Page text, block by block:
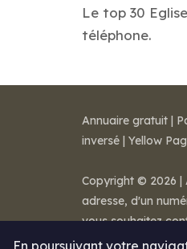
Le top 30
téléphone.
En poursuivant votre
Annuaire gratuit |
inversé | Yellow
Copyright © 2026 |
adresse, d'un
vous souhaitez
Mentions légales-